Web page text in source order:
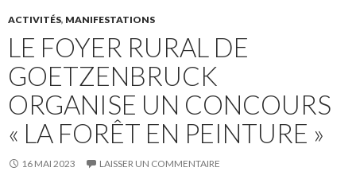
ACTIVITÉS, MANIFESTATIONS
LE FOYER RURAL DE
GOETZENBRUCK
ORGANISE UN CONCOURS
« LA FORÊT EN PEINTURE »
16 MAI 2023 LAISSER UN COMMENTAIRE